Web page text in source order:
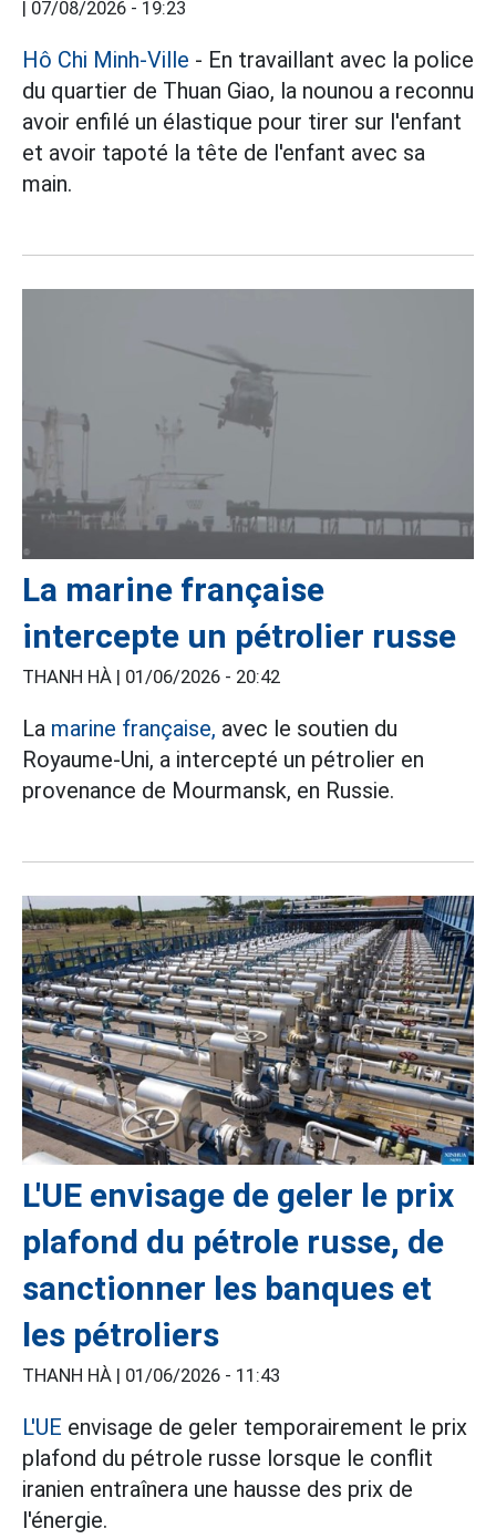
| 07/08/2026 - 19:23
Hô Chi Minh-Ville - En travaillant avec la police
du quartier de Thuan Giao, la nounou a reconnu
avoir enfilé un élastique pour tirer sur l'enfant
et avoir tapoté la tête de l'enfant avec sa
main.
La marine française
intercepte un pétrolier russe
THANH HÀ | 01/06/2026 - 20:42
La marine française, avec le soutien du
Royaume-Uni, a intercepté un pétrolier en
provenance de Mourmansk, en Russie.
L'UE envisage de geler le prix
plafond du pétrole russe, de
sanctionner les banques et
les pétroliers
THANH HÀ | 01/06/2026 - 11:43
L'UE envisage de geler temporairement le prix
plafond du pétrole russe lorsque le conflit
iranien entraînera une hausse des prix de
l'énergie.